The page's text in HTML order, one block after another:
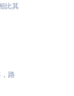
比其
路